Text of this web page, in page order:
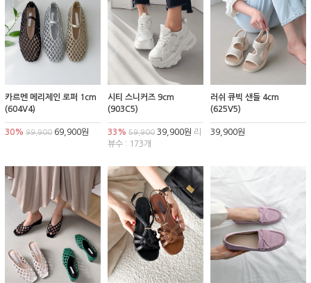
카르멘 메리제인 로퍼 1cm
(604V4)
30% 99,900 69,900원
시티 스니커즈 9cm
(903C5)
33% 59,90039,900원 리
뷰수 : 173개
러쉬 큐빅 샌들 4cm
(625V5)
39,900원